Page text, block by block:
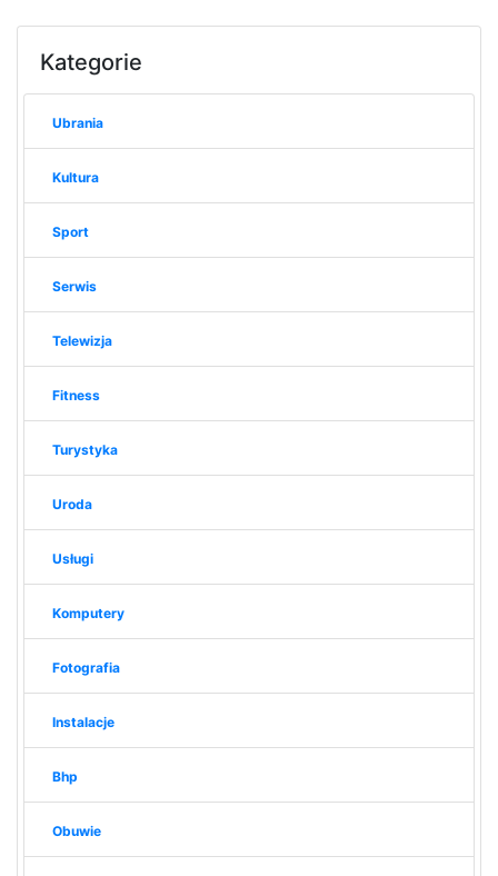
Kategorie
Ubrania
Kultura
Sport
Serwis
Telewizja
Fitness
Turystyka
Uroda
Usługi
Komputery
Fotografia
Instalacje
Bhp
Obuwie